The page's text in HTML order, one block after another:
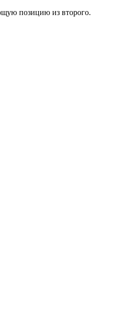
позицию из второго.